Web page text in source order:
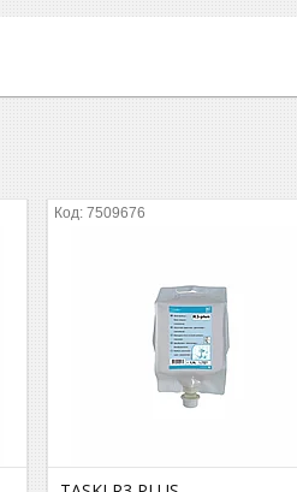
7509676